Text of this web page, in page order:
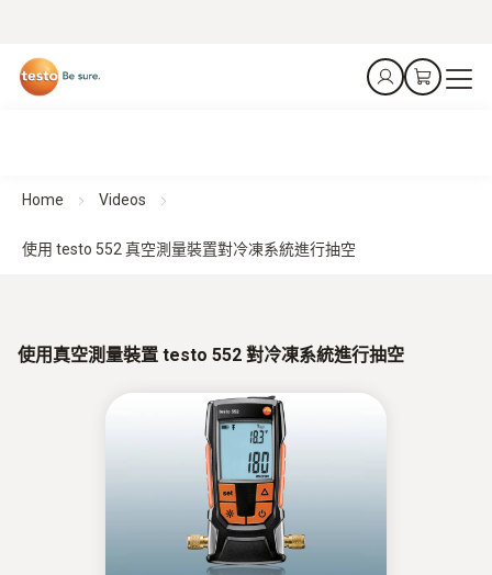
Home Videos
使用 testo 552 真空測量裝置對冷凍系統進行抽空
使用真空測量裝置 testo 552 對冷凍系統進行抽空